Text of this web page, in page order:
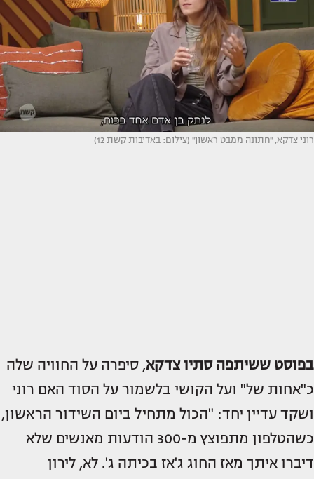
רוני צדקא, ''חתונה ממבט ראשון'' (צילום: באדיבות קשת 12)
בפוסט ששיתפהסתיו צדקא, סיפרה על החוויה שלה
כ"אחות של" ועל הקושי בלשמור על הסוד האם רוני
ושקד עדיין יחד: "הכול מתחיל ביום השידור הראשון,
כשהטלפון מתפוצץ מ-300 הודעות מאנשים שלא
דיברו איתך מאז החוג ג'אז בכיתה ג'. לא, לירון